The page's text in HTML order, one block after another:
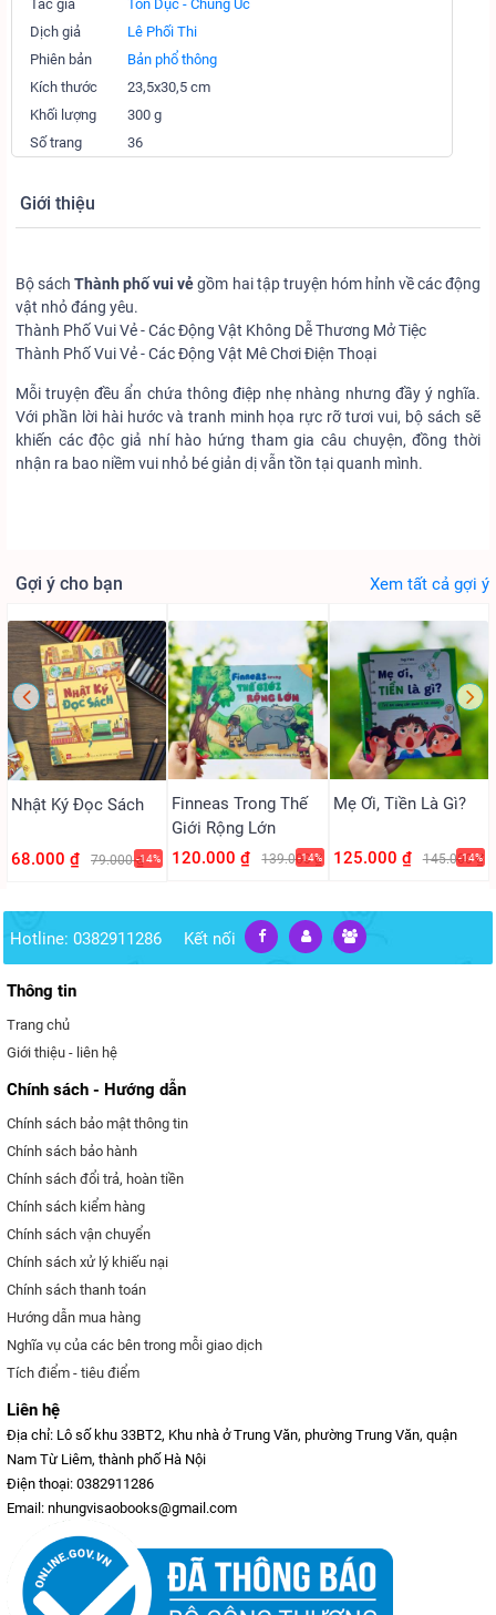
Tác giả
Tôn Dục - Chung Úc
Dịch giả
Lê Phối Thi
Phiên bản
Bản phổ thông
Kích thước
23,5x30,5 cm
Khối lượng
300 g
Số trang
36
Giới thiệu
Bộ sáchThành phố vui vẻgồm hai tập truyện hóm hỉnh về các động
vật nhỏ đáng yêu.
Thành Phố Vui Vẻ - Các Động Vật Không Dễ Thương Mở Tiệc
Thành Phố Vui Vẻ - Các Động Vật Mê Chơi Điện Thoại
Mỗi truyện đều ẩn chứa thông điệp nhẹ nhàng nhưng đầy ý nghĩa.
Với phần lời hài hước và tranh minh họa rực rỡ tươi vui, bộ sách sẽ
khiến các độc giả nhí hào hứng tham gia câu chuyện, đồng thời
nhận ra bao niềm vui nhỏ bé giản dị vẫn tồn tại quanh mình.
Gợi ý cho bạn Xem tất cả gợi ý
Nhật Ký Đọc Sách
68.000 ₫ 79.000 ₫-14%
Finneas Trong Thế
Giới Rộng Lớn
120.000 ₫
139.000 ₫
-14%
Mẹ Ơi, Tiền Là Gì?
125.000 ₫ 145.000 ₫
-14%
Hotline: 0382911286 Kết nối
Thông tin
Trang chủ
Giới thiệu - liên hệ
Chính sách - Hướng dẫn
Chính sách bảo mật thông tin
Chính sách bảo hành
Chính sách đổi trả, hoàn tiền
Chính sách kiểm hàng
Chính sách vận chuyển
Chính sách xử lý khiếu nại
Chính sách thanh toán
Hướng dẫn mua hàng
Nghĩa vụ của các bên trong mỗi giao dịch
Tích điểm - tiêu điểm
Liên hệ
Địa chỉ: Lô số khu 33BT2, Khu nhà ở Trung Văn, phường Trung Văn, quận
Nam Từ Liêm, thành phố Hà Nội
Điện thoại: 0382911286
Email: nhungvisaobooks@gmail.com